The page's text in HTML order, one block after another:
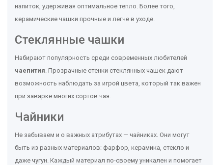
напиток, удерживая оптимальное тепло. Более того,
керамические чашки прочные и легче в уходе.
Стеклянные чашки
Набирают популярность среди современных любителей
чаепития. Прозрачные стенки стеклянных чашек дают
возможность наблюдать за игрой цвета, который так важен
при заварке многих сортов чая.
Чайники
Не забываем и о важных атрибутах — чайниках. Они могут
быть из разных материалов: фарфор, керамика, стекло и
даже чугун. Каждый материал по-своему уникален и помогает